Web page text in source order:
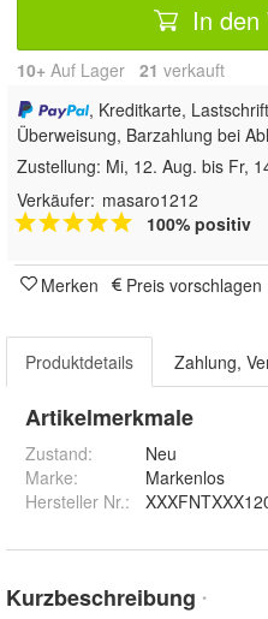
In
10+ Auf Lager 21 verkauft
, Kreditkarte,
Überweisung, Barzahlung bei
Zustellung: Mi, 12. Aug. bis Fr,
Verkäufer: masaro1212
100% positiv
Merken Preis vorschlagen
Produktdetails Zahlung,
Artikelmerkmale
Zustand:
Neu
Marke:
Markenlos
Hersteller Nr.:
Kurzbeschreibung *